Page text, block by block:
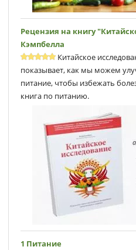
Рецензия на книгу
Кэмпбеллa
Китайское
показывает, как мы можем
питание, чтобы избежать
книга по питанию.
1 Питание